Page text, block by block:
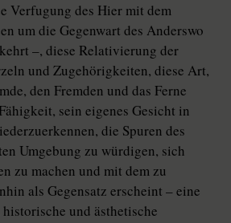
Verfugung des Hier mit dem
um die Gegenwart des Anderswo
–, diese Relativierung der
und Zugehörigkeiten, diese Art,
den Fremden und das Ferne
sein eigenes Gesicht in
die Spuren des
Umgebung zu würdigen, sich
zu machen und mit dem zu
als Gegensatz erscheint – eine
und ästhetische